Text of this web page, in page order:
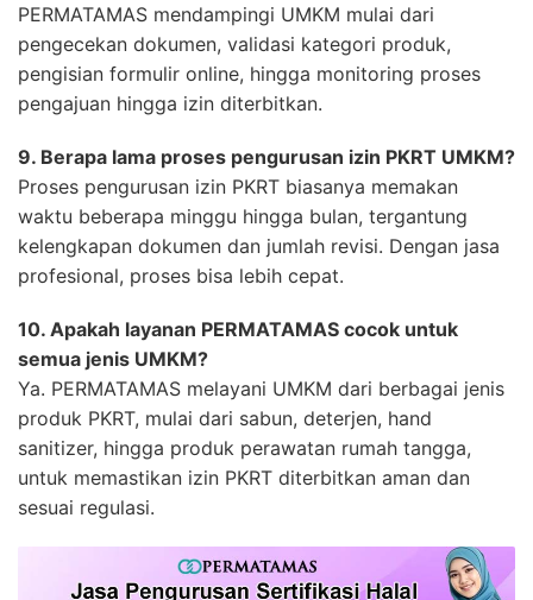
PERMATAMAS mendampingi UMKM mulai dari
pengecekan dokumen, validasi kategori produk,
pengisian formulir online, hingga monitoring proses
pengajuan hingga izin diterbitkan.
9. Berapa lama proses pengurusan izin PKRT UMKM?
Proses pengurusan izin PKRT biasanya memakan
waktu beberapa minggu hingga bulan, tergantung
kelengkapan dokumen dan jumlah revisi. Dengan jasa
profesional, proses bisa lebih cepat.
10. Apakah layanan PERMATAMAS cocok untuk
semua jenis UMKM?
Ya. PERMATAMAS melayani UMKM dari berbagai jenis
produk PKRT, mulai dari sabun, deterjen, hand
sanitizer, hingga produk perawatan rumah tangga,
untuk memastikan izin PKRT diterbitkan aman dan
sesuai regulasi.